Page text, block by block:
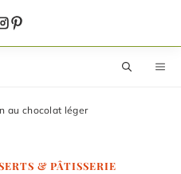
au chocolat léger
& PÂTISSERIE